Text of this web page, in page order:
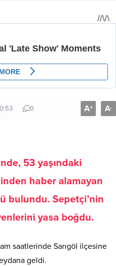
0 A+ A-
53 yaşındaki
haber alamayan
bulundu. Sepetçi’nin
yasa boğdu.
saatlerinde Sarıgöl ilçesine
geldi.